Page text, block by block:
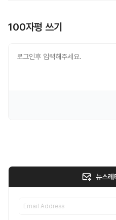
100자평 쓰기
뉴스레